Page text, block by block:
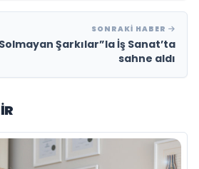
SONRAKI HABER
Şarkılar”la İş Sanat’ta
sahne aldı